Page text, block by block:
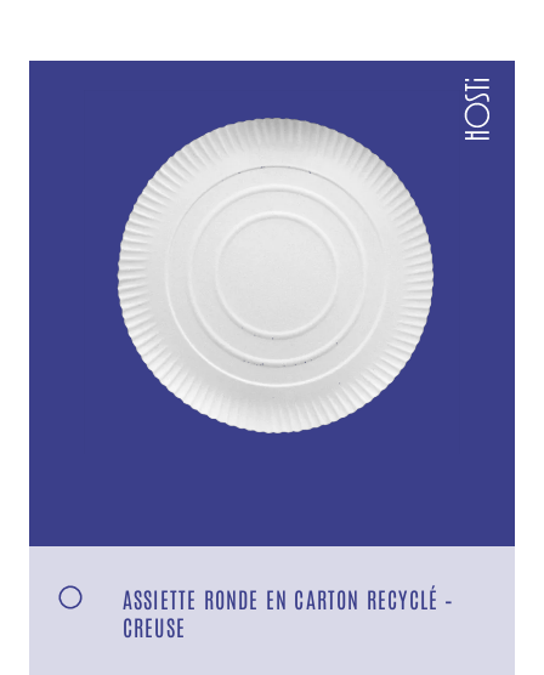
ASSIETTE RONDE EN CARTON RECYCLÉ –
CREUSE